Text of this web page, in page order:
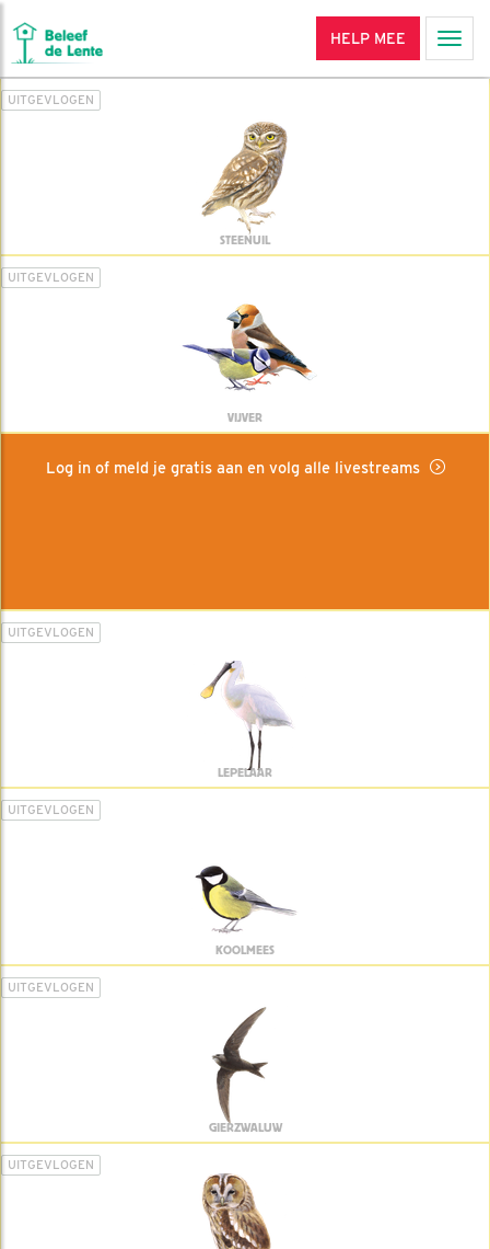
HELP MEE
UITGEVLOGEN
STEENUIL
UITGEVLOGEN
VIJVER
Log in of meld je gratis aan en volg alle livestreams
UITGEVLOGEN
LEPELAAR
UITGEVLOGEN
KOOLMEES
UITGEVLOGEN
GIERZWALUW
UITGEVLOGEN